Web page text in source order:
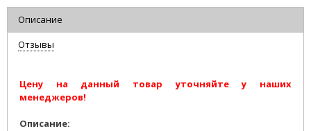
Описание
Отзывы
Цену на данный товар уточняйте у наших
менеджеров!
Описание: